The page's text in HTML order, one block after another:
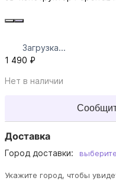
Загрузка...
1 490 ₽
Нет в наличии
Доставка
Город доставки:
Укажите город, чтобы